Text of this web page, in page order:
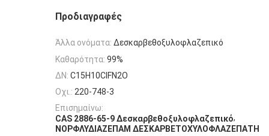
Προδιαγραφές
Άλλα ονόματα: Δεσκαρβεθοξυλοφλαζεπικό
Καθαρότητα: 99%
ΔΝ: C15H10ClFN2O
Οχι.: 220-748-3
Επισημαίνω:
CAS 2886-65-9 Δεσκαρβεθοξυλοφλαζεπικό,
ΝΟΡΦΛΥΔΙΑΖΕΠΑΜ ΔΕΣΚΑΡΒΕΤΟΧΥΛΟΦΛΑΖΕΠΑΤΗ